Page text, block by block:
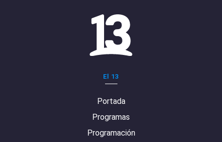
El 13
Portada
Programas
Programación